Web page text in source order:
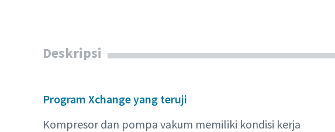
Deskripsi
Program Xchange yang teruji
Kompresor dan pompa vakum memiliki kondisi kerja